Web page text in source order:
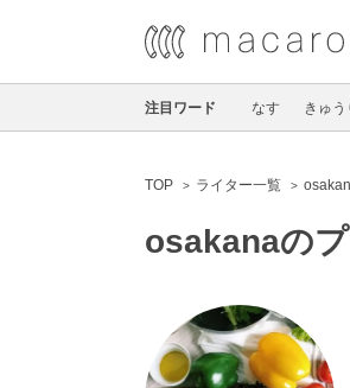
注目ワード なす きゅう
TOP ライター一覧
osakanaの